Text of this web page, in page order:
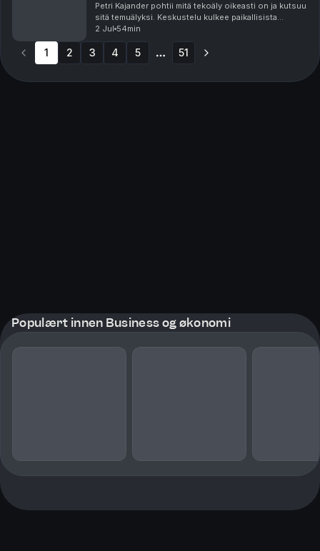
Petri Kajander pohtii mitä tekoäly oikeasti on ja kutsuu
sitä temuälyksi. Keskustelu kulkee paikallisista
kielimalleista ja agenttisesta koodauksesta tilien
yllättäviin porttikieltoihin ja tietoturvan...
2 Jul 54min
1 2 3 4 5 51
Populært innen Business og økonomi